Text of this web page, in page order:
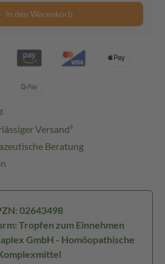
In den Warenkorb
Versand³
Beratung
02643498
Tropfen zum Einnehmen
GmbH - Homöopathische